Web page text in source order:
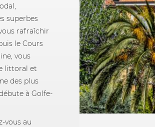
superbes
rafraîchir
le Cours
vous
littoral et
des plus
à Golfe-
vous au